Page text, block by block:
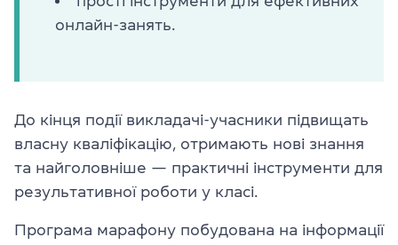
онлайн-занять.
До кінця події викладачі-учасники підвищать
власну кваліфікацію, отримають нові знання
та найголовніше — практичні інструменти для
результативної роботи у класі.
Програма марафону побудована на інформації